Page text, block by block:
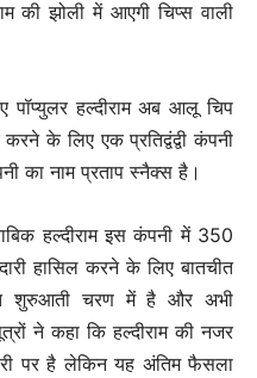
पॉप्युलर हल्दीराम अब आलू चिप
के लिए एक प्रतिद्वंद्वी कंपनी
का नाम प्रताप स्नैक्स है।
हल्दीराम इस कंपनी में 350
हासिल करने के लिए बातचीत
शुरुआती चरण में है और अभी
ने कहा कि हल्दीराम की नजर
पर है लेकिन यह अंतिम फैसला